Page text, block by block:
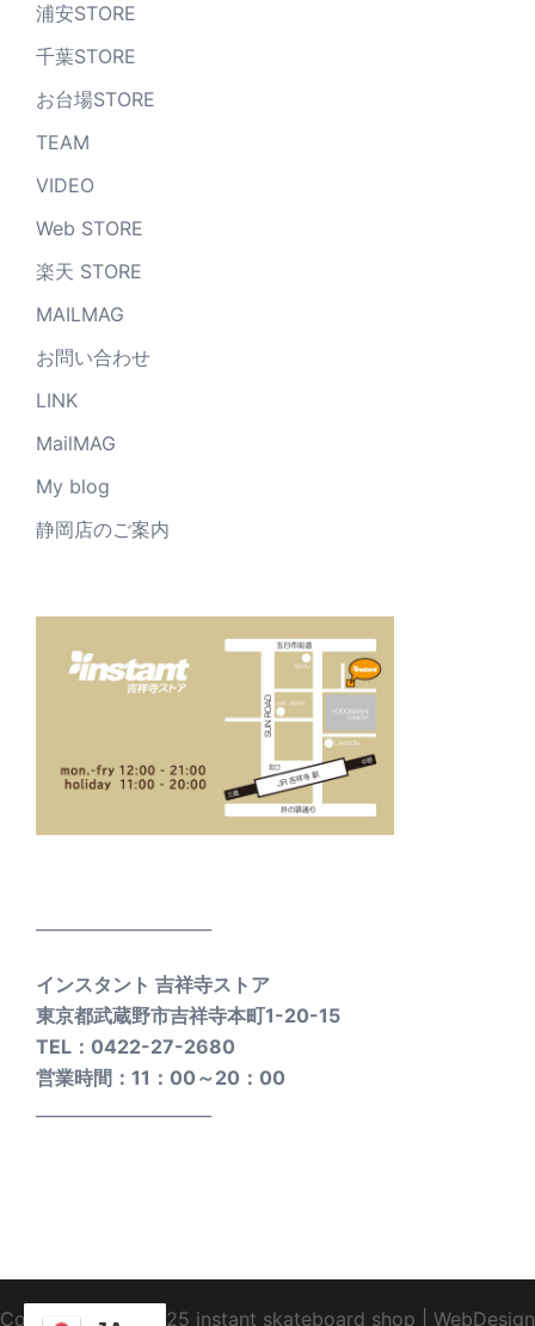
浦安STORE
千葉STORE
お台場STORE
TEAM
VIDEO
Web STORE
楽天 STORE
MAILMAG
お問い合わせ
LINK
MailMAG
My blog
静岡店のご案内
インスタント 吉祥寺ストア
東京都武蔵野市吉祥寺本町1-20-15
TEL：0422-27-2680
営業時間：11：00～20：00
Copyright1995-2025 instant skateboard shop WebDesign